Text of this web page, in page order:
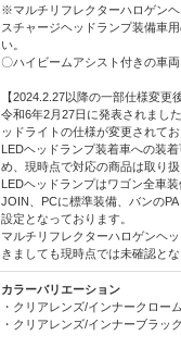
※マルチリフレクターハロゲン
スチャージヘッドランプ装備車
い。
〇ハイビームアシスト付きの車
【2024.2.27以降の一部仕様変更
令和6年2月27日に発表されまし
ッドライトの仕様が変更されてお
LEDヘッドランプ装着車への装
め、現時点で対応の商品は取り扱
LEDヘッドランプはワゴン全車
JOIN、PCに標準装備、バンの
設定となっております。
マルチリフレクターハロゲンヘ
きましても現時点では未確認とな
カラーバリエーション
・クリアレンズ/インナークローム
・クリアレンズ/インナーブラック